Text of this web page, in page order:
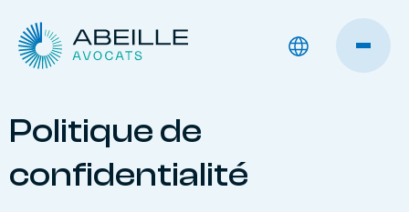
Politique de
confidentialité